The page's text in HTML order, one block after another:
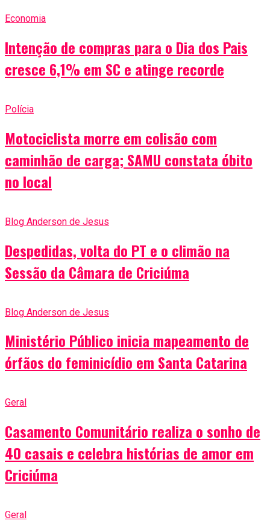
Economia
Intenção de compras para o Dia dos Pais
cresce 6,1% em SC e atinge recorde
Polícia
Motociclista morre em colisão com
caminhão de carga; SAMU constata óbito
no local
Blog Anderson de Jesus
Despedidas, volta do PT e o climão na
Sessão da Câmara de Criciúma
Blog Anderson de Jesus
Ministério Público inicia mapeamento de
órfãos do feminicídio em Santa Catarina
Geral
Casamento Comunitário realiza o sonho de
40 casais e celebra histórias de amor em
Criciúma
Geral